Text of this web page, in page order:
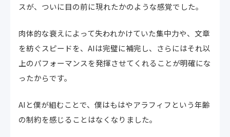
スが、ついに目の前に現れたかのような感覚でした。
肉体的な衰えによって失われかけていた集中力や、文章
を紡ぐスピードを、AIは完璧に補完し、さらにはそれ以
上のパフォーマンスを発揮させてくれることが明確にな
ったからです。
AIと僕が組むことで、僕はもはやアラフィフという年齢
の制約を感じることはなくなりました。